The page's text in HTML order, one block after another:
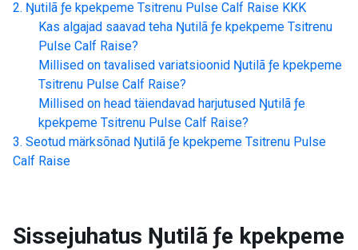
Ŋutilã ƒe kpekpeme Tsitrenu Pulse Calf Raise KKK
Kas algajad saavad teha Ŋutilã ƒe kpekpeme Tsitrenu
Pulse Calf Raise?
Millised on tavalised variatsioonid Ŋutilã ƒe kpekpeme
Tsitrenu Pulse Calf Raise?
Millised on head täiendavad harjutused Ŋutilã ƒe
kpekpeme Tsitrenu Pulse Calf Raise?
Seotud märksõnad Ŋutilã ƒe kpekpeme Tsitrenu Pulse
Calf Raise
Sissejuhatus Ŋutilã ƒe kpekpeme